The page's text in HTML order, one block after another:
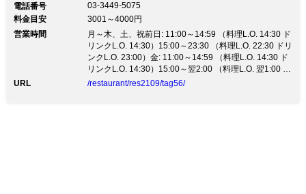
拡大している新型コロナウイルスの感染拡大防止の対策
として、誠に勝手ながら営業時間を変更させて頂きま
す。 ［月～木］11:00～23:30(Lo22:30) ［金］ 11:00～
26:00(Lo25:00) ［土］ 11:00～23:30(Lo22:30) ［日］
14:00～22:00(Lo21:00) ご迷惑をお掛け致しますが、ご
理解の程宜しくお願い致します。 ～ウェディング・貸
切パーティーも～ 結婚式2次会や1.5次会パーティー
電話番号
03-3449-5075
料金目安
3001～4000円
営業時間
月～木、土、祝前日: 11:00～14:59 （料理L.O. 14:30 ド
リンクL.O. 14:30）15:00～23:30 （料理L.O. 22:30 ドリ
ンクL.O. 23:00）金: 11:00～14:59 （料理L.O. 14:30 ド
リンクL.O. 14:30）15:00～翌2:00 （料理L.O. 翌1:00 ド
リンクL.O. 翌1:30）日、祝日: 15:00～22:00 （料理L.O.
URL /restaurant/res2109/tag56/